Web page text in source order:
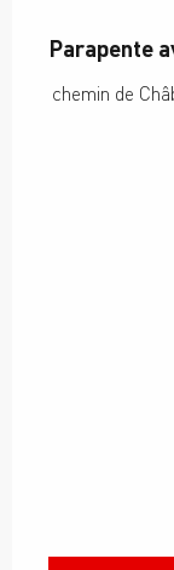
Parapente
chemin de